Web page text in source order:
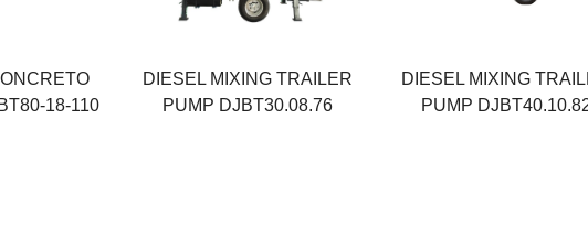
18-110
DIESEL MIXING TRAILER
PUMP DJBT30.08.76
35 M³/H
8 MPA
DIESEL MIXING
PUMP
10 MPA